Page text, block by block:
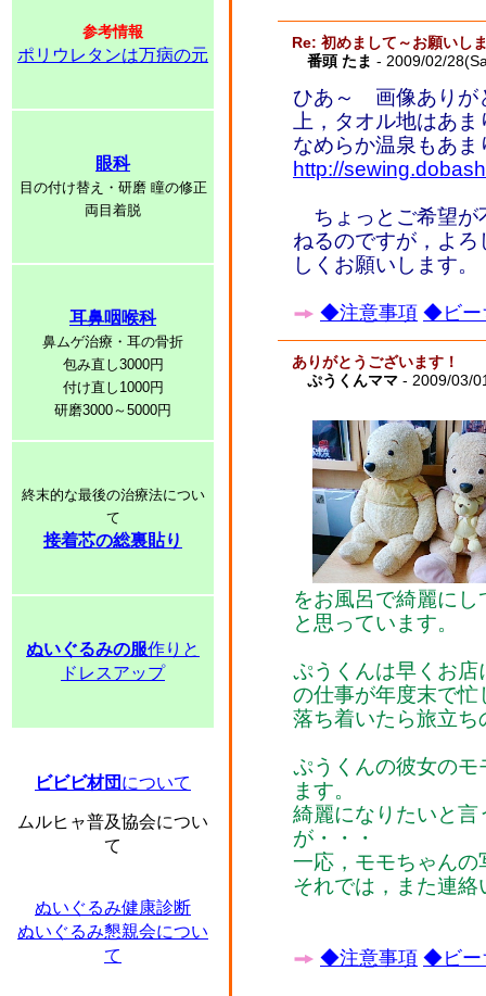
参考情報
ポリウレタンは万病の元
眼科
目の付け替え・研磨 瞳の修正
両目着脱
耳鼻咽喉科
鼻ムゲ治療・耳の骨折
包み直し3000円
付け直し1000円
研磨3000～5000円
終末的な最後の治療法につい
て
接着芯の総裏貼り
ぬいぐるみの服作りと
ドレスアップ
ビビビ材団 について
ムルヒャ普及協会につい
て
ぬいぐるみ健康診断
ぬいぐるみ懇親会につい
て
Re: 初めまして～お願いし
番頭 たま - 2009/02/
ひあ～ 画像ありが
上，タオル地はあ
なめらか温泉もあ
http://
ちょっとご希望が
ねるのですが，よ
しくお願いします。
◆注意事項 ◆ビー
ありがとうございます！
ぷうくんママ - 2009/03/
をお風呂で綺麗に
と思っています。
ぷうくんは早くお
の仕事が年度末で
落ち着いたら旅立
ぷうくんの彼女の
ます。
綺麗になりたいと
が・・・
一応，モモちゃん
それでは，また連絡
◆注意事項 ◆ビー